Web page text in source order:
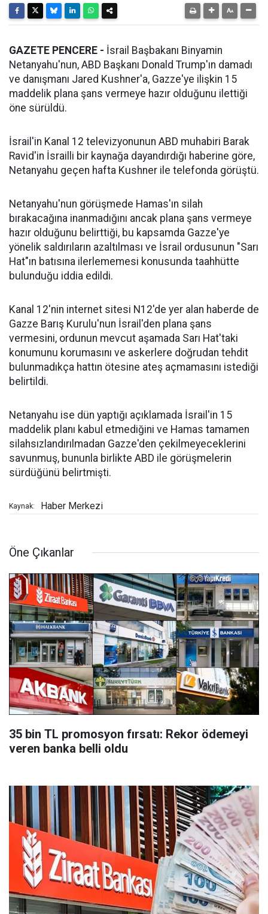
GAZETE PENCERE - İsrail Başbakanı Binyamin
Netanyahu'nun, ABD Başkanı Donald Trump'ın damadı
ve danışmanı Jared Kushner'a, Gazze'ye ilişkin 15
maddelik plana şans vermeye hazır olduğunu ilettiği
öne sürüldü.
İsrail'in Kanal 12 televizyonunun ABD muhabiri Barak
Ravid'in İsrailli bir kaynağa dayandırdığı haberine göre,
Netanyahu geçen hafta Kushner ile telefonda görüştü.
Netanyahu'nun görüşmede Hamas'ın silah
bırakacağına inanmadığını ancak plana şans vermeye
hazır olduğunu belirttiği, bu kapsamda Gazze'ye
yönelik saldırıların azaltılması ve İsrail ordusunun "Sarı
Hat"ın batısına ilerlememesi konusunda taahhütte
bulunduğu iddia edildi.
Kanal 12'nin internet sitesi N12'de yer alan haberde de
Gazze Barış Kurulu'nun İsrail'den plana şans
vermesini, ordunun mevcut aşamada Sarı Hat'taki
konumunu korumasını ve askerlere doğrudan tehdit
bulunmadıkça hattın ötesine ateş açmamasını istediği
belirtildi.
Netanyahu ise dün yaptığı açıklamada İsrail'in 15
maddelik planı kabul etmediğini ve Hamas tamamen
silahsızlandırılmadan Gazze'den çekilmeyeceklerini
savunmuş, bununla birlikte ABD ile görüşmelerin
sürdüğünü belirtmişti.
Kaynak: Haber Merkezi
Öne Çıkanlar
35 bin TL promosyon fırsatı: Rekor ödemeyi
veren banka belli oldu